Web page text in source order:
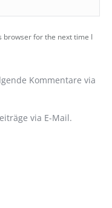
browser for the next time I
Kommentare via
via E-Mail.